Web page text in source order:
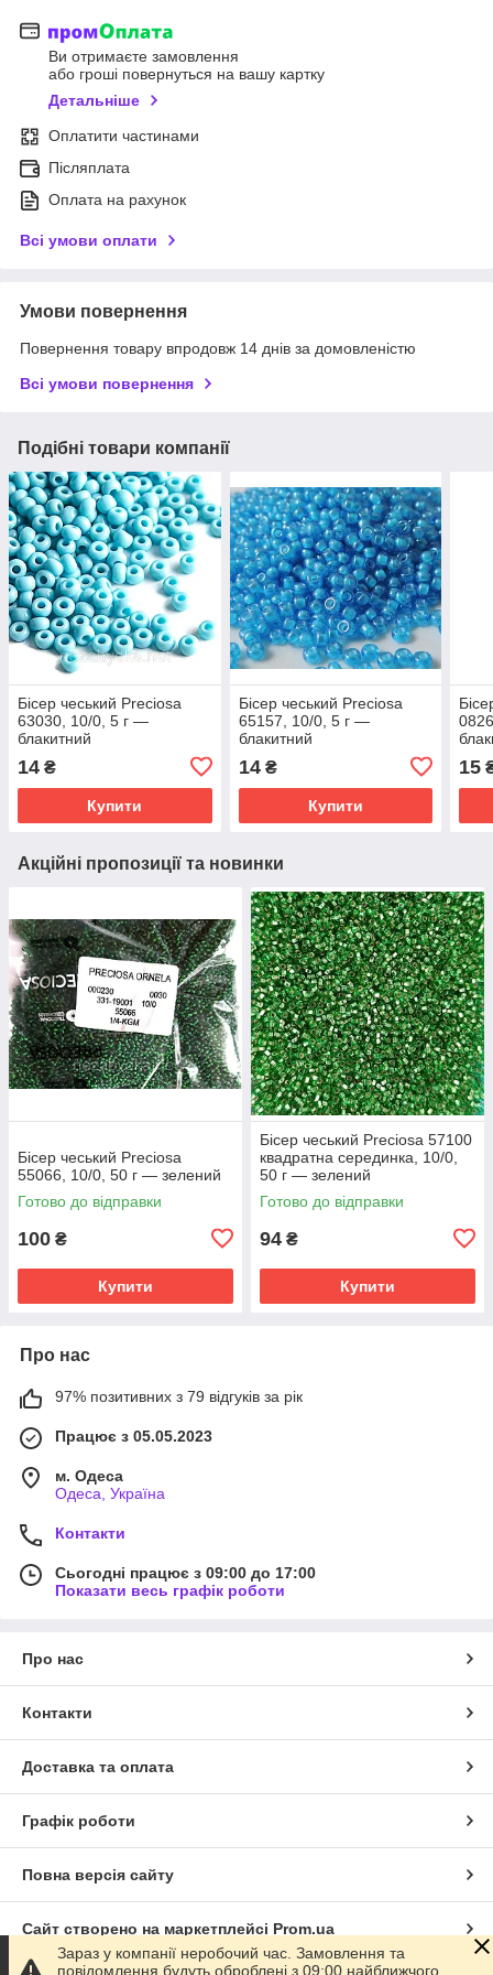
Ви отримаєте замовлення
або гроші повернуться на вашу картку
Детальніше
Оплатити частинами
Післяплата
Оплата на рахунок
Всі умови оплати
Умови повернення
Повернення товару впродовж 14 днів за домовленістю
Всі умови повернення
Подібні товари компанії
Бісер чеський Preciosa
63030, 10/0, 5 г —
блакитний
14 ₴
Купити
Бісер чеський Preciosa
65157, 10/0, 5 г —
блакитний
14₴
Купити
15
Акційні пропозиції та новинки
Бісер чеський Preciosa
55066, 10/0, 50 г — зелений
Готово до відправки
100 ₴
Купити
Бісер чеський Preciosa 57100
квадратна серединка, 10/0,
50 г — зелений
Готово до відправки
94 ₴
Купити
Про нас
97% позитивних з 79 відгуків за рік
Працює з 05.05.2023
м. Одеса
Одеса, Україна
Контакти
Сьогодні працює з 09:00 до 17:00
Показати весь графік роботи
Про нас
Контакти
Доставка та оплата
Графік роботи
Повна версія сайту
Сайт створено на маркетплейсі Prom.ua
Зараз у компанії неробочий час. Замовлення та
повідомлення будуть оброблені з 09:00 найближчого